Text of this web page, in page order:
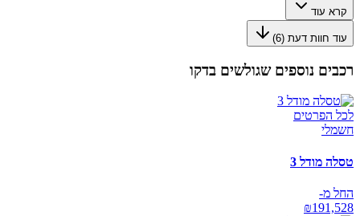
קרא עוד
עוד חוות דעת (6
)
רכבים נוספים שגולשים בדקו
לכל הפרטים
חשמלי
טסלה מודל 3
החל מ-
₪191,528